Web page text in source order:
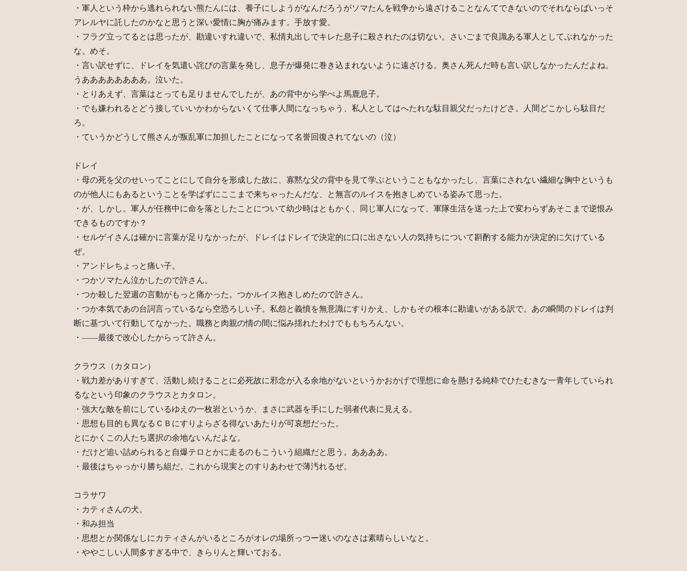
・軍人という枠から逃れられない熊たんには、養子にしようがなんだろうがソマたんを戦争から遠ざけることなんてできないのでそれならばいっそ
アレルヤに託したのかなと思うと深い愛情に胸が痛みます。手放す愛。
・フラグ立ってるとは思ったが、勘違いすれ違いで、私情丸出しでキレた息子に殺されたのは切ない。さいごまで良識ある軍人としてぶれなかった
な。めそ。
・言い訳せずに、ドレイを気遣い詫びの言葉を発し、息子が爆発に巻き込まれないように遠ざける。奥さん死んだ時も言い訳しなかったんだよね。
うああああああああ。泣いた。
・とりあえず、言葉はとっても足りませんでしたが、あの背中から学べよ馬鹿息子。
・でも嫌われるとどう接していいかわからないくて仕事人間になっちゃう、私人としてはへたれな駄目親父だったけどさ。人間どこかしら駄目だ
ろ。
・ていうかどうして熊さんが叛乱軍に加担したことになって名誉回復されてないの（泣）
ドレイ
・母の死を父のせいってことにして自分を形成した故に、寡黙な父の背中を見て学ぶということもなかったし、言葉にされない繊細な胸中というも
のが他人にもあるということを学ばずにここまで来ちゃったんだな、と無言のルイスを抱きしめている姿みて思った。
・が、しかし。軍人が任務中に命を落としたことについて幼少時はともかく、同じ軍人になって、軍隊生活を送った上で変わらずあそこまで逆恨み
できるものですか？
・セルゲイさんは確かに言葉が足りなかったが、ドレイはドレイで決定的に口に出さない人の気持ちについて斟酌する能力が決定的に欠けている
ぜ。
・アンドレちょっと痛い子。
・つかソマたん泣かしたので許さん。
・つか殺した翌週の言動がもっと痛かった。つかルイス抱きしめたので許さん。
・つか本気であの台詞言っているなら空恐ろしい子。私怨と義憤を無意識にすりかえ、しかもその根本に勘違いがある訳で。あの瞬間のドレイは判
断に基づいて行動してなかった。職務と肉親の情の間に悩み揺れたわけでももちろんない。
・――最後で改心したからって許さん。
クラウス（カタロン）
・戦力差がありすぎて、活動し続けることに必死故に邪念が入る余地がないというかおかげで理想に命を懸ける純粋でひたむきな一青年していられ
るなという印象のクラウスとカタロン。
・強大な敵を前にしているゆえの一枚岩というか、まさに武器を手にした弱者代表に見える。
・思想も目的も異なるＣＢにすりよらざる得ないあたりが可哀想だった。
とにかくこの人たち選択の余地ないんだよな。
・だけど追い詰められると自爆テロとかに走るのもこういう組織だと思う。ああああ。
・最後はちゃっかり勝ち組だ。これから現実とのすりあわせで薄汚れるぜ。
コラサワ
・カティさんの犬。
・和み担当
・思想とか関係なしにカティさんがいるところがオレの場所っつー迷いのなさは素晴らしいなと。
・ややこしい人間多すぎる中で、きらりんと輝いておる。